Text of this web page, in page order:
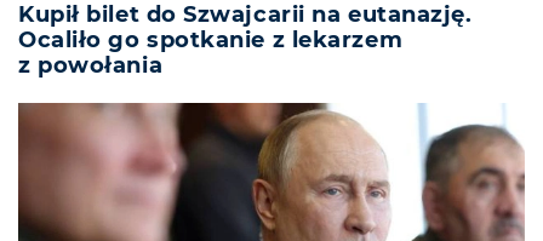
Kupił bilet do Szwajcarii na eutanazję.
Ocaliło go spotkanie z lekarzem
z powołania